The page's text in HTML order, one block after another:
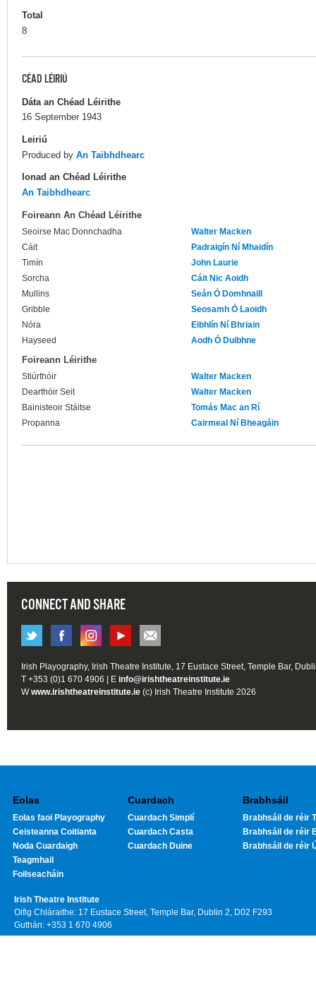
Total
8
CÉAD LÉIRIÚ
Dáta an Chéad Léirithe
16 September 1943
Leiriú
Produced by An Taibhdhearc
Ionad an Chéad Léirithe
An Taibhdhearc
Foireann An Chéad Léirithe
Seoirse Mac Donnchadha
Walter Macken
Cáit
Padraigín Ní Mhaidín
Timín
John Laurie
Sorcha
Cáit Nic Aoidh
Mullins
Seán Ó Domhnaill
Gribble
Seosamh Ó Laoidh
Nóra
Eibhlín Ní Bhriain
Hayseed
Aodh Ó Duibhne
Foireann Léirithe
Stiúrthóir
Walter Macken
Dearthóir Seit
Walter Macken
Bainisteoir Stáitse
Tomás Mac an Rí
Propanna
Cairmeal Ní Bheagáin
CONNECT AND SHARE
Irish Playography, Irish Theatre Institute, 17 Eustace Street, Temple Bar,
T +353 (0)1 670 4906 | E info@irishtheatreinstitute.ie
Wwww.irishtheatreinstitute.ie (c) Irish Theatre Institute 2026
Eolas
Eolas faoi Playography
Ceisteanna Coitianta
Noda Cuardaigh
Teagmhail
Foilseacháin
Cuardach
Cuardach Simplí
Cuardach Casta
Cuardach Duine
Brabhsáil
Brabhsáil de réir
Brabhsáil de réir
Brabhsáil de réir
Irish Theatre Institute
Oifig Chláraithe: 17 Eustace Street, Temple Bar, Dublin 2, D02 F293
Guthán: +353 1 670 4906